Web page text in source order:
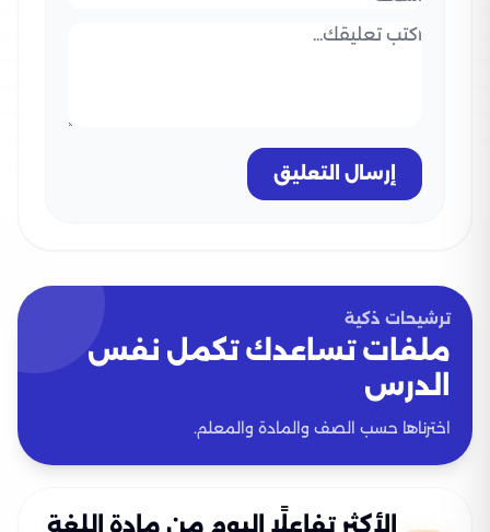
إرسال التعليق
ترشيحات ذكية
ملفات تساعدك تكمل نفس
الدرس
اخترناها حسب الصف والمادة والمعلم.
الأكثر تفاعلًا اليوم من مادة اللغة